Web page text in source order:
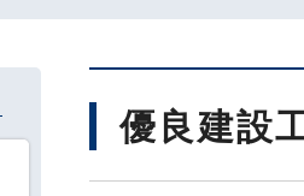
優良建設